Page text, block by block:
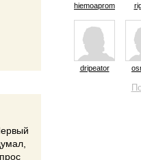
hiemoaprom
dripeator